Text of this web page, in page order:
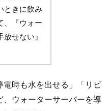
ときに飲み
、『ウォー
せない』
電時も水を出せる」「リビ
、ウォーターサーバーを導